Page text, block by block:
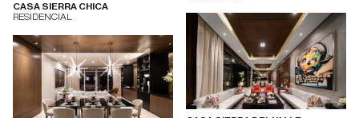
CASA SIERRA CHICA
RESIDENCIAL